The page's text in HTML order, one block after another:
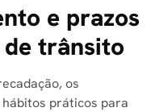
e prazos
trânsito
os
práticos para